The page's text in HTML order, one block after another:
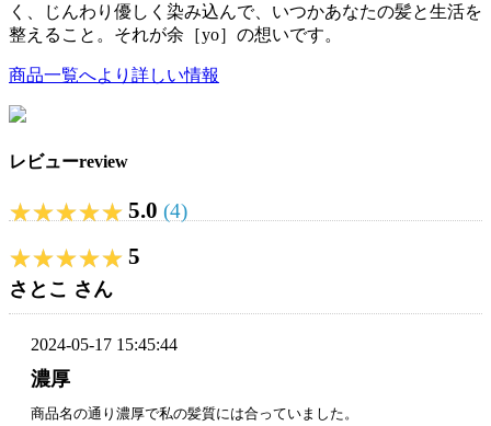
く、じんわり優しく染み込んで、いつかあなたの髪と生活を
整えること。それが余［yo］の想いです。
商品一覧へより詳しい情報
レビューreview
★★★★★
★★★★★ 5.0 (4)
★★★★★
★★★★★ 5
さとこ さん
2024-05-17 15:45:44
濃厚
商品名の通り濃厚で私の髪質には合っていました。